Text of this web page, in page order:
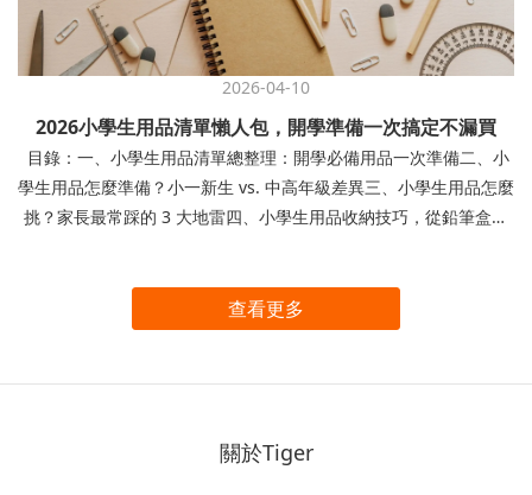
2026-04-10
2026小學生用品清單懶人包，開學準備一次搞定不漏買
目錄：一、小學生用品清單總整理：開學必備用品一次準備二、小
學生用品怎麼準備？小一新生 vs. 中高年級差異三、小學生用品怎麼
挑？家長最常踩的 3 大地雷四、小學生用品收納技巧，從鉛筆盒開
小一新生家長，面對老師提供的開學用品清單，常常一頭霧水，不
知道該怎麼準備才完整。 因此，本篇特別整理2026最新小學生用品
上眾多需要準備的物品時，常常不知道從何開始。我們可以先依需
查看更多
關於Tiger